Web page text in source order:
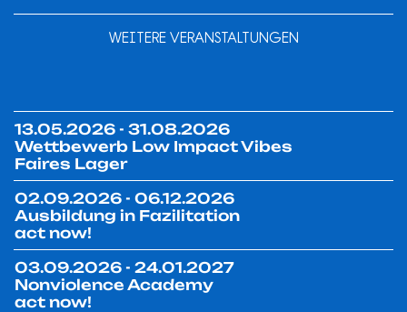
WEITERE VERANSTALTUNGEN
13.05.2026 - 31.08.2026
Wettbewerb Low Impact Vibes
Faires Lager
02.09.2026 - 06.12.2026
Ausbildung in Fazilitation
act now!
03.09.2026 - 24.01.2027
Nonviolence Academy
act now!